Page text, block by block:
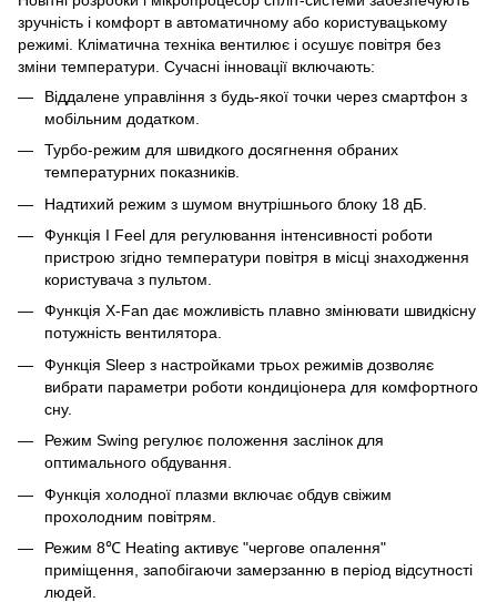
зручність і комфорт в автоматичному або користувацькому
режимі. Кліматична техніка вентилює і осушує повітря без
зміни температури. Сучасні інновації включають:
Віддалене управління з будь-якої точки через смартфон з
мобільним додатком.
Турбо-режим для швидкого досягнення обраних
температурних показників.
Надтихий режим з шумом внутрішнього блоку 18 дБ.
Функція I Feel для регулювання інтенсивності роботи
пристрою згідно температури повітря в місці знаходження
користувача з пультом.
Функція X-Fan дає можливість плавно змінювати швидкісну
потужність вентилятора.
Функція Sleep з настройками трьох режимів дозволяє
вибрати параметри роботи кондиціонера для комфортного
сну.
Режим Swing регулює положення заслінок для
оптимального обдування.
Функція холодної плазми включає обдув свіжим
прохолодним повітрям.
Режим 8℃ Heating активує "чергове опалення"
приміщення, запобігаючи замерзанню в період відсутності
людей.